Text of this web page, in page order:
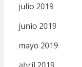
julio 2019
junio 2019
mayo 2019
abril 2019